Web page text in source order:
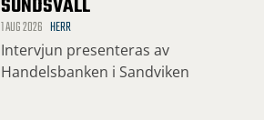
1 AUG 2026 HERR
Intervjun presenteras av
Handelsbanken i Sandviken